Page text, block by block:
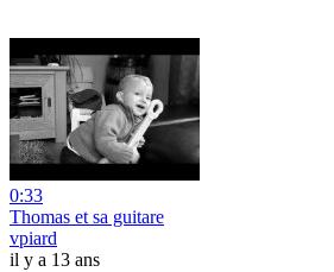
0:33
Thomas et sa guitare
vpiard
il y a 13 ans